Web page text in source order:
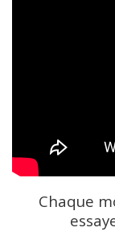
Chaque